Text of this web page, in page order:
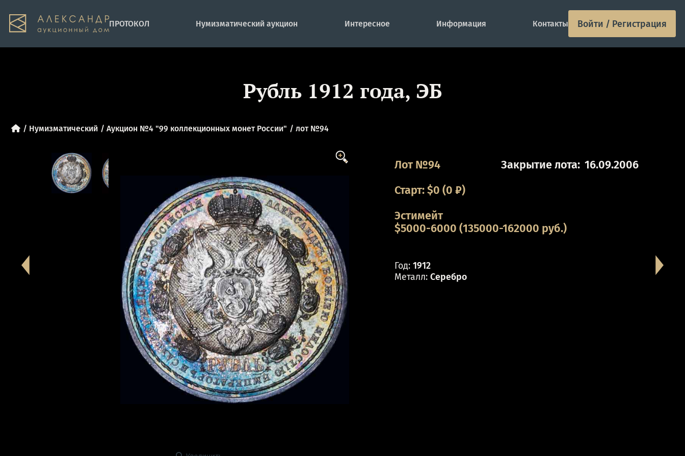
ПРОТОКОЛ Нумизматический аукцион Интересное Информация Контакты Войти / Регистрация
Рубль 1912 года, ЭБ
Нумизматический Аукцион №4 "99 коллекционных монет России" лот №94
Лот №94 Закрытие лота: 16.09.2006
Старт:$0 (0 ₽)
Эстимейт
$5000-6000 (135000-162000 руб.)
Год: 1912
Металл: Серебро